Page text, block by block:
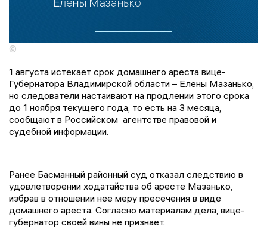
©
1 августа истекает срок домашнего ареста вице-
Губернатора Владимирской области – Елены Мазанько,
но следователи настаивают на продлении этого срока
до 1 ноября текущего года, то есть на 3 месяца,
сообщают в Российском агентстве правовой и
судебной информации.
Ранее Басманный районный суд отказал следствию в
удовлетворении ходатайства об аресте Мазанько,
избрав в отношении нее меру пресечения в виде
домашнего ареста. Согласно материалам дела, вице-
губернатор своей вины не признает.